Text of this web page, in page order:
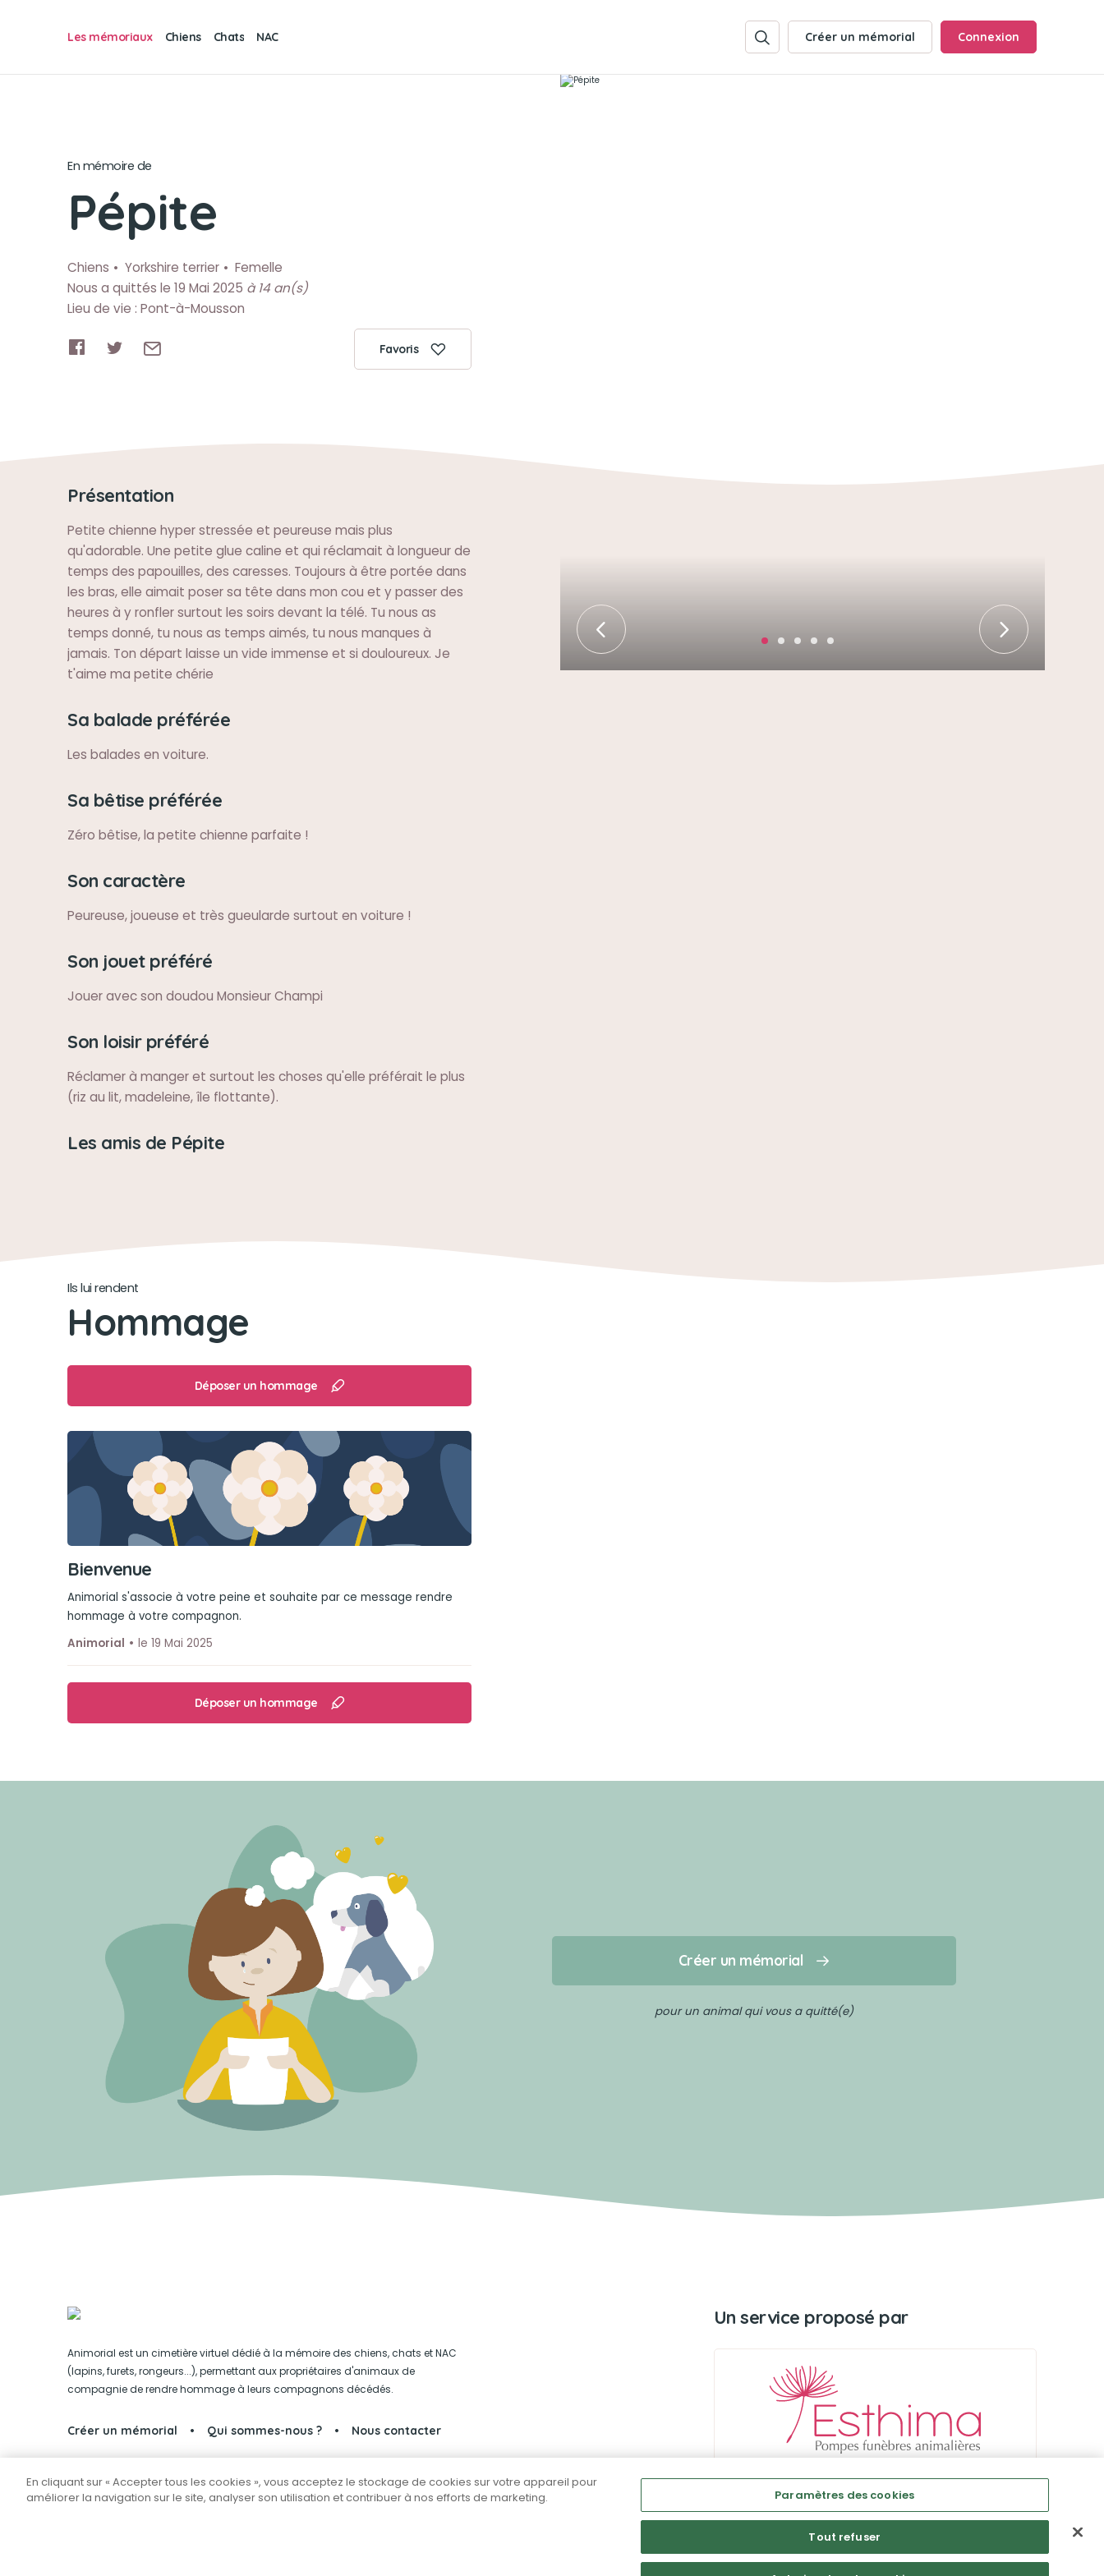
Les mémoriaux Chiens Chats NAC Créer un mémorial Connexion
En mémoire de
Pépite
Chiens Yorkshire terrier
Femelle
Nous a quittés le 19 Mai 2025 à 14 an(s)
Lieu de vie : Pont-à-Mousson
Favoris
Présentation
Petite chienne hyper stressée et peureuse mais plus
qu'adorable. Une petite glue caline et qui réclamait à longueur de
temps des papouilles, des caresses. Toujours à être portée dans
les bras, elle aimait poser sa tête dans mon cou et y passer des
heures à y ronfler surtout les soirs devant la télé. Tu nous as
temps donné, tu nous as temps aimés, tu nous manques à
jamais. Ton départ laisse un vide immense et si douloureux. Je
t'aime ma petite chérie
Sa balade préférée
Les balades en voiture.
Sa bêtise préférée
Zéro bêtise, la petite chienne parfaite !
Son caractère
Peureuse, joueuse et très gueularde surtout en voiture !
Son jouet préféré
Jouer avec son doudou Monsieur Champi
Son loisir préféré
Réclamer à manger et surtout les choses qu'elle préférait le plus
(riz au lit, madeleine, île flottante).
Les amis de Pépite
Ils lui rendent
Hommage
Déposer un hommage
Bienvenue
Animorial s'associe à votre peine et souhaite par ce message rendre
hommage à votre compagnon.
Animorial
le 19 Mai 2025
Déposer un hommage
Créer un mémorial
pour un animal qui vous a quitté(e)
Animorial est un cimetière virtuel dédié à la mémoire des chiens, chats et NAC
(lapins, furets, rongeurs...), permettant aux propriétaires d'animaux de
compagnie de rendre hommage à leurs compagnons décédés.
Créer un mémorial Qui sommes-nous ? Nous contacter
Partager sur Facebook
Un service proposé par
En cliquant sur « Accepter tous les cookies », vous acceptez le stockage de cookies sur votre appareil pour
améliorer la navigation sur le site, analyser son utilisation et contribuer à nos efforts de marketing.
Paramètres des cookies
Tout refuser